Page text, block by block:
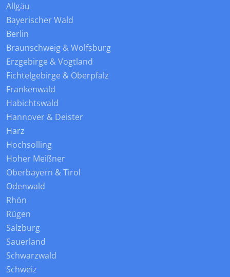
Allgäu
Bayerischer Wald
Berlin
Braunschweig & Wolfsburg
Erzgebirge & Vogtland
Fichtelgebirge & Oberpfalz
Frankenwald
Habichtswald
Hannover & Deister
Harz
Hochsolling
Hoher Meißner
Oberbayern & Tirol
Odenwald
Rhön
Rügen
Salzburg
Sauerland
Schwarzwald
Schweiz